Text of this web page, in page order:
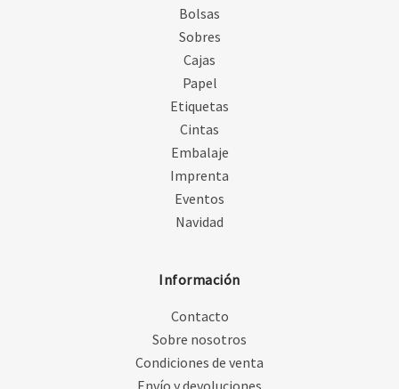
Bolsas
Sobres
Cajas
Papel
Etiquetas
Cintas
Embalaje
Imprenta
Eventos
Navidad
Información
Contacto
Sobre nosotros
Condiciones de venta
Envío y devoluciones